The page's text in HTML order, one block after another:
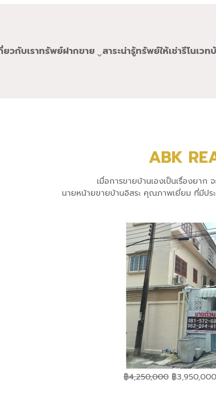
ยวกับเราทรัพย์ฝากขาย สาระน่ารู้ทรัพย์ให้เช่ารีโนเวท
ABK
เมื่อการขายบ้านเองเป็นเรื่องยาก
นายหน้ายขายบ้านอิสระ คุณภาพเยี่ยม ที่มีป
฿4,250,000 Original
฿3,950,000